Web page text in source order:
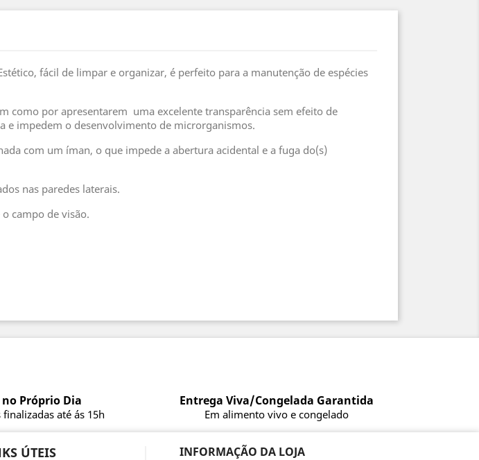
fácil de limpar e organizar, é perfeito para a manutenção de espécies
como por apresentarem uma excelente transparência sem efeito de
e impedem o desenvolvimento de microrganismos.
com um íman, o que impede a abertura acidental e a fuga do(s)
nas paredes laterais.
campo de visão.
no Próprio Dia
até ás 15h
Entrega Viva/Congelada Garantida
Em alimento vivo e congelado
ÚTEIS INFORMAÇÃO DA LOJA